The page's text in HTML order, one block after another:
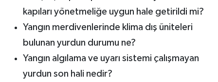
kapıları yönetmeliğe uygun hale getirildi mi?
Yangın merdivenlerinde klima dış üniteleri
bulunan yurdun durumu ne?
Yangın algılama ve uyarı sistemi çalışmayan
yurdun son hali nedir?